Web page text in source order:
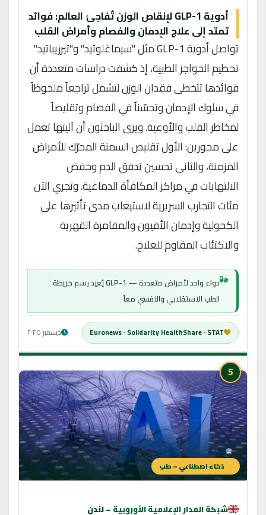
أدوية GLP-1 لإنقاص الوزن تُفاجئ العالم: فوائد
تمتد إلى علاج الإدمان والفصام وأمراض القلب
تواصل أدوية GLP-1 مثل "سيماغلوتيد" و"تيرزيباتيد"
تحطيم الحواجز الطبية، إذ كشفت دراسات متعددة أن
فوائدها تتخطى فقدان الوزن لتشمل تراجعاً ملحوظاً
في سلوك الإدمان وتحسّناً في الفصام وتقليصاً
لمخاطر القلب والأوعية. ويرى الباحثون أن آليتها تعمل
على محورين: الأول تقليص السمنة المحرّك للأمراض
المزمنة، والثاني تحسين تدفق الدم وخفض
الالتهابات في مراكز المكافأة الدماغية. وتجري الآن
مئات التجارب السريرية لاستيعاب مدى تأثيرها على
الكحولية وإدمان الأفيون والمقامرة القهرية
والاكتئاب المقاوم للعلاج.
دواء واحد لأمراض متعددة — GLP-1 يُعيد رسم خريطة
الطب الاستقلابي والنفسي معاً
Euronews · Solidarity HealthShare · STAT ديسمبر ٢٠٢٥
5
ذكاء اصطناعي – طب
شبكة المدار الإعلامية الأوروبية –لندن